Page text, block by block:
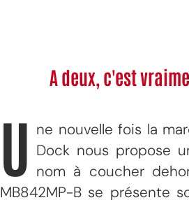
A deux, c'est
U ne nouvelle fois la
Dock nous propose
nom à coucher
MB842MP-B se présente